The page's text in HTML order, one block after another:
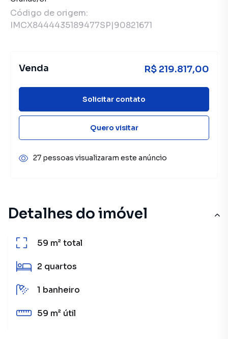
Detalhes do imóvel
59 m²total
2 quartos
1 banheiro
59 m² útil
Código de origem:
IMCX8444435189477SP|90821671
Venda R$ 219.817,00
Solicitar contato
Quero visitar
27 pessoas visualizaram este anúncio